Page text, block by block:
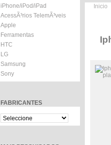
iPhone/iPod/iPad
AcessÃ³rios TelemÃ³veis
Apple
Ferramentas
HTC
LG
Samsung
Sony
FABRICANTES
Inicio